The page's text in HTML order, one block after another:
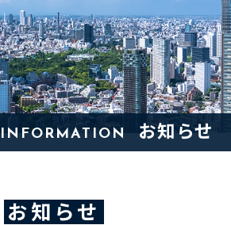
INFORMATION お知らせ
お知らせ